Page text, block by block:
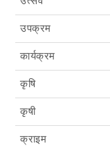
उपक्रम
कार्यक्रम
कृषि
कृषी
क्राइम